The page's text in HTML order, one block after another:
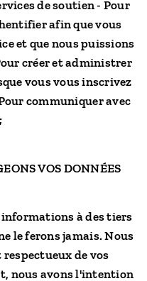
de soutien - Pour
afin que vous
et que nous puissions
créer et administrer
vous vous inscrivez
communiquer avec
VOS DONNÉES
à des tiers
le ferons jamais. Nous
de vos
nous avons l'intention